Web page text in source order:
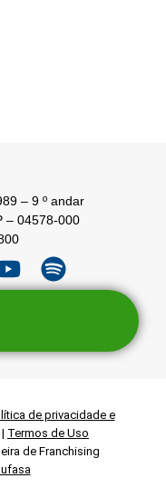
– 9 º andar
– 04578-000
de privacidade e
| Termos de Uso
de Franchising